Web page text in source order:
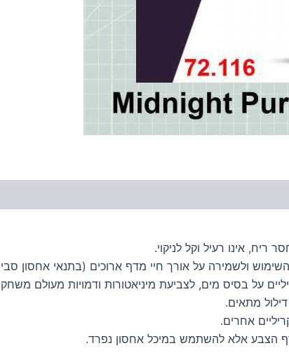
ריח, אינו רעיל וקל לניקוי.
ולשמירה על אורך חיי מדף ארוכים (בתנאי אחסון
על בסיס מים, לצביעת מיניאטורות ודמויות מעולם
מתאים.
אחרים.
הצבע אלא להשתמש במיכל אחסון נפרד.